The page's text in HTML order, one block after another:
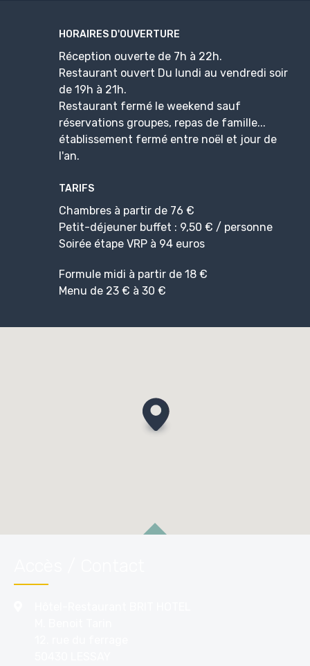
HORAIRES D'OUVERTURE
Réception ouverte de 7h à 22h.
Restaurant ouvert Du lundi au vendredi soir
de 19h à 21h.
Restaurant fermé le weekend sauf
réservations groupes, repas de famille...
établissement fermé entre noël et jour de
l'an.
TARIFS
Chambres à partir de 76 €
Petit-déjeuner buffet : 9,50 € / personne
Soirée étape VRP à 94 euros
Formule midi à partir de 18 €
Menu de 23 € à 30 €